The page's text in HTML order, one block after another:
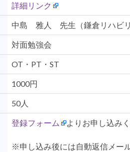
詳細リンク
中島 雅人 先生（鎌倉リハビ
対面勉強会
OT・PT・ST
1000円
50人
登録フォーム よりお申し込み
※申し込み後には自動返信メー